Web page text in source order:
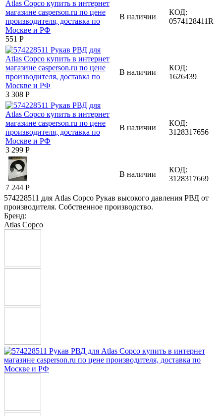
‍551‍ Р
В наличии
КОД:
0574128411R
3 308 Р
В наличии
КОД:
1626439
3 299 Р
В наличии
КОД:
3128317656
7 244 Р
В наличии
КОД:
3128317669
574228511 для Atlas Copco Рукав высокого давления РВД от
производителя. Собственное производство.
Бренд:
Atlas Copco